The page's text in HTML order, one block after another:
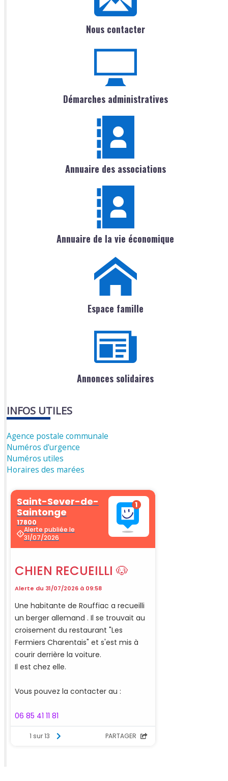
Nous contacter
Démarches administratives
Annuaire des associations
Annuaire de la vie économique
Espace famille
Annonces solidaires
INFOS UTILES
Agence postale communale
Numéros d'urgence
Numéros utiles
Horaires des marées